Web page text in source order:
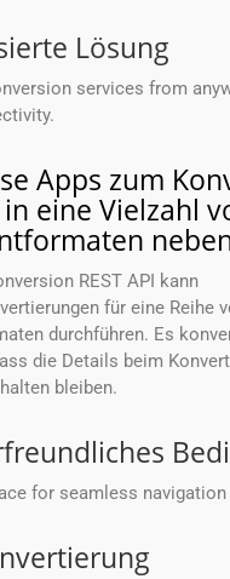
Lösung
services from
Apps zum
eine Vielzahl
REST API kann
für eine Reihe
durchführen. Es
die Details beim
bleiben.
for seamless